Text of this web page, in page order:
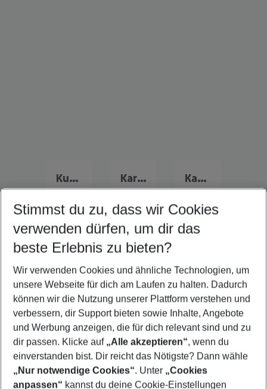
Kuba Urlaub Karibik Urlaub Kanada Urlaub
Quicklinks
Familienurlaub Fort Myers
Frübucher Angebote Fort Myers für 2026
Pauschalreisen Fort Myers
Flug & Hotel Fort Myers
Stimmst du zu, dass wir Cookies
verwenden dürfen, um dir das
beste Erlebnis zu bieten?
Wir verwenden Cookies und ähnliche Technologien, um
unsere Webseite für dich am Laufen zu halten. Dadurch
können wir die Nutzung unserer Plattform verstehen und
verbessern, dir Support bieten sowie Inhalte, Angebote
und Werbung anzeigen, die für dich relevant sind und zu
dir passen. Klicke auf „Alle akzeptieren“, wenn du
einverstanden bist. Dir reicht das Nötigste? Dann wähle
„Nur notwendige Cookies“. Unter „Cookies
anpassen“ kannst du deine Cookie-Einstellungen